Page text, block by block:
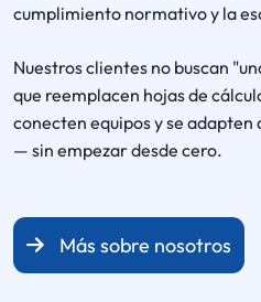
cumplimiento normativo y la
Nuestros clientes no buscan
que reemplacen hojas de
conecten equipos y se
— sin empezar desde cero.
Más sobre nosotros